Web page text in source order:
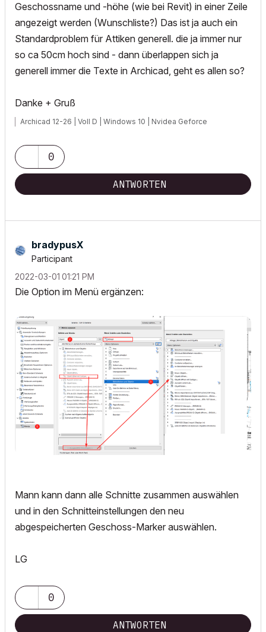
Geschossname und -höhe (wie bei Revit) in einer Zeile
angezeigt werden (Wunschliste?) Das ist ja auch ein
Standardproblem für Attiken generell. die ja immer nur
so ca 50cm hoch sind - dann überlappen sich ja
generell immer die Texte in Archicad, geht es allen so?
Danke + Gruß
Archicad 12-26 | Voll D | Windows 10 | Nvidea Geforce
0
ANTWORTEN
bradypusX
Participant
‎2022-03-01 01:21 PM
Die Option im Menü ergänzen:
Mann kann dann alle Schnitte zusammen auswählen
und in den Schnitteinstellungen den neu
abgespeicherten Geschoss-Marker auswählen.
LG
0
ANTWORTEN